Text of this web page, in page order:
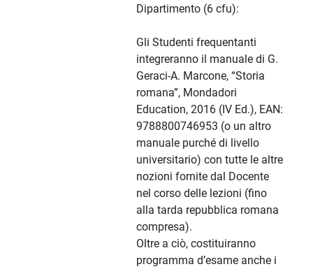
Dipartimento (6 cfu):
Gli Studenti frequentanti
integreranno il manuale di G.
Geraci-A. Marcone, “Storia
romana”, Mondadori
Education, 2016 (IV Ed.), EAN:
9788800746953 (o un altro
manuale purché di livello
universitario) con tutte le altre
nozioni fornite dal Docente
nel corso delle lezioni (fino
alla tarda repubblica romana
compresa).
Oltre a ciò, costituiranno
programma d’esame anche i